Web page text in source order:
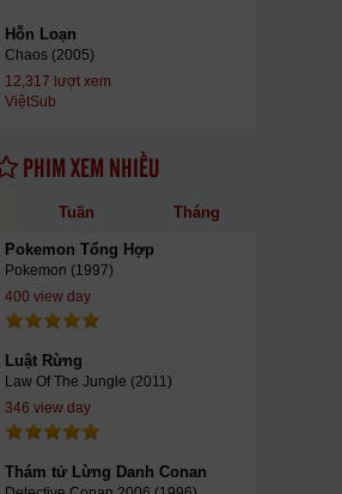
Hỗn Loạn
Chaos (2005)
12,317 lượt xem
ViệtSub
PHIM XEM NHIỀU
Tuần Tháng
Pokemon Tổng Hợp
Pokemon (1997)
400 view day
Luật Rừng
Law Of The Jungle (2011)
346 view day
Thám tử Lừng Danh Conan